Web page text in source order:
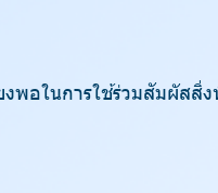
พอในการใช้ร่วมสัมผัสสิ่